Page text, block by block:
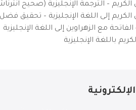
– الترجمة الإنجليزية (صحيح
الكريم إلى اللغة الإنجليزية – تحقيق
مع الزهراوين إلى اللغة الإنجليزية
باللغة الإنجليزية